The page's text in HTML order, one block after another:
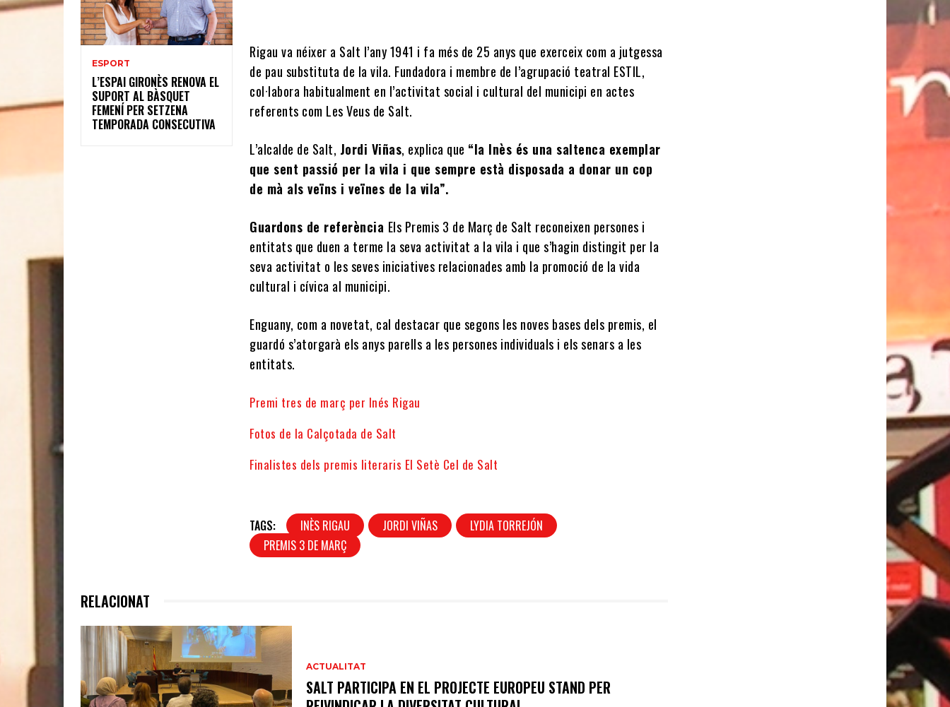
ESPORT
L’ESPAI GIRONÈS RENOVA EL
SUPORT AL BÀSQUET
FEMENÍ PER SETZENA
TEMPORADA CONSECUTIVA
Rigau va néixer a Salt l’any 1941 i fa més de 25 anys que exerceix com a jutgessa
de pau substituta de la vila. Fundadora i membre de l’agrupació teatral ESTIL,
col·labora habitualment en l’activitat social i cultural del municipi en actes
referents com Les Veus de Salt.
L’alcalde de Salt, Jordi Viñas, explica que “la Inès és una saltenca exemplar
que sent passió per la vila i que sempre està disposada a donar un cop
de mà als veïns i veïnes de la vila”.
Guardons de referència Els Premis 3 de Març de Salt reconeixen persones i
entitats que duen a terme la seva activitat a la vila i que s’hagin distingit per la
seva activitat o les seves iniciatives relacionades amb la promoció de la vida
cultural i cívica al municipi.
Enguany, com a novetat, cal destacar que segons les noves bases dels premis, el
guardó s’atorgarà els anys parells a les persones individuals i els senars a les
entitats.
Premi tres de març per Inés Rigau
Fotos de la Calçotada de Salt
Finalistes dels premis literaris El Setè Cel de Salt
TAGS: INÈS RIGAU JORDI VIÑAS
LYDIA TORREJÓN
PREMIS 3 DE MARÇ
RELACIONAT
ACTUALITAT
SALT PARTICIPA EN EL PROJECTE EUROPEU STAND PER